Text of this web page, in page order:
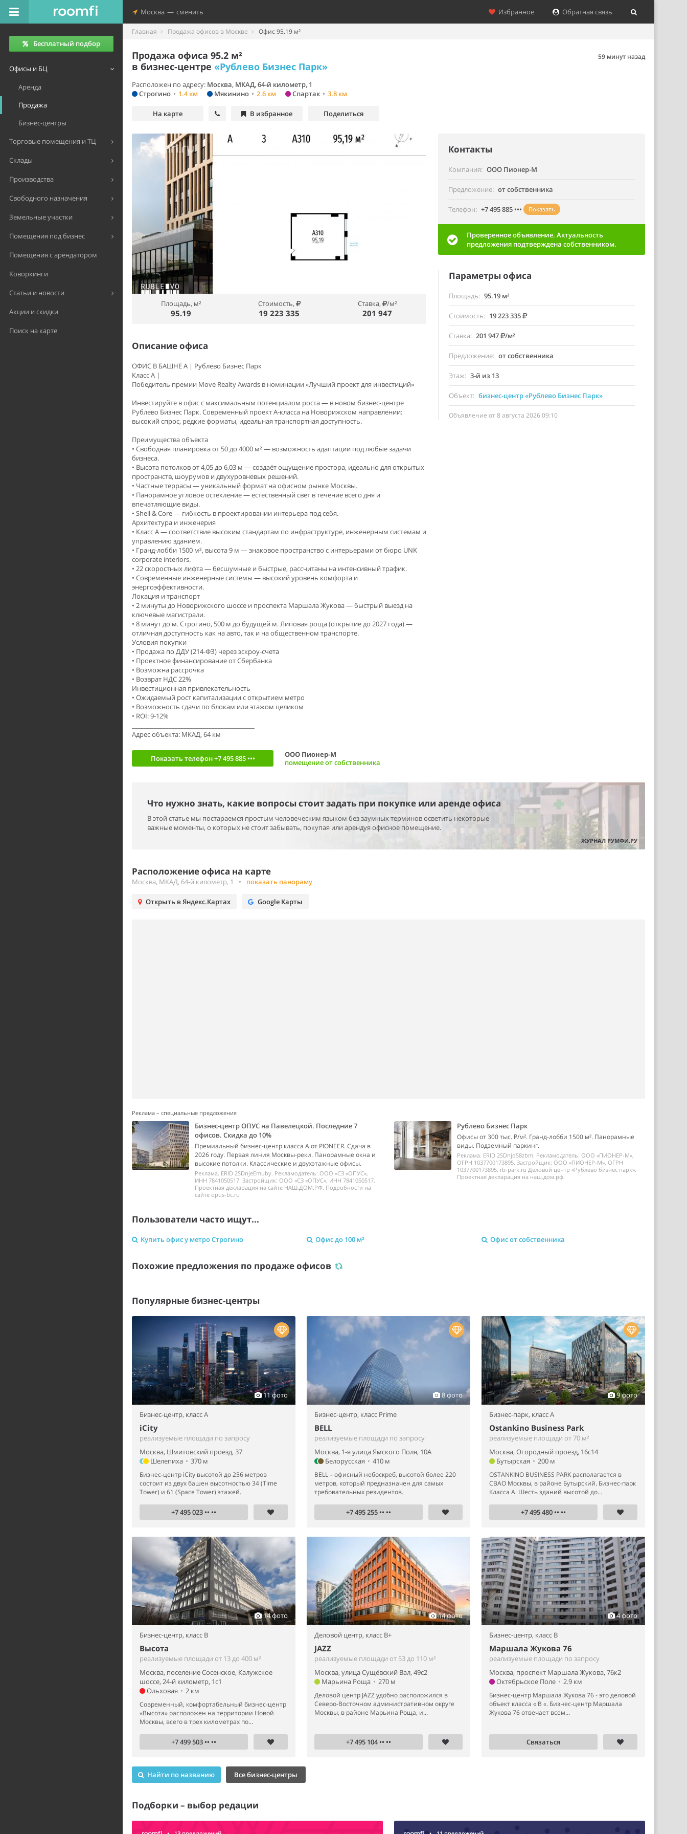
Москва — сменить Избранное Обратная связь
Бесплатный подбор
Офисы и БЦ
Аренда
Продажа
Бизнес-центры
Торговые помещения и ТЦ
Склады
Производства
Свободного назначения
Земельные участки
Помещения под бизнес
Помещения с арендатором
Коворкинги
Статьи и новости
Акции и скидки
Поиск на карте
Главная Продажа офисов в Москве Офис 95.19 м²
Продажа офиса 95.2 м²
в бизнес-центре «Рублево Бизнес Парк»
59 минут назад
Расположен по адресу: Москва, МКАД, 64-й километр, 1
Строгино • 1.4 км Мякинино • 2.6 км Спартак • 3.8 км
На карте В избранное Поделиться
Площадь, м²
95.19
Стоимость,
19 223 335
Ставка, /м²
201 947
Описание офиса
ОФИС В БАШНЕ A | Рублево Бизнес Парк
Класс А |
Победитель премии Move Realty Awards в номинации «Лучший проект для инвестиций»
Инвестируйте в офис с максимальным потенциалом роста — в новом бизнес-центре
Рублево Бизнес Парк. Современный проект А-класса на Новорижском направлении:
высокий спрос, редкие форматы, идеальная транспортная доступность.
Преимущества объекта
• Свободная планировка от 50 до 4000 м² — возможность адаптации под любые задачи
бизнеса.
• Высота потолков от 4,05 до 6,03 м — создаёт ощущение простора, идеально для открытых
пространств, шоурумов и двухуровневых решений.
• Частные террасы — уникальный формат на офисном рынке Москвы.
• Панорамное угловое остекление — естественный свет в течение всего дня и
впечатляющие виды.
• Shell & Core — гибкость в проектировании интерьера под себя.
Архитектура и инженерия
• Класс А — соответствие высоким стандартам по инфраструктуре, инженерным системам и
управлению зданием.
• Гранд-лобби 1500 м², высота 9 м — знаковое пространство с интерьерами от бюро UNK
corporate interiors.
• 22 скоростных лифта — бесшумные и быстрые, рассчитаны на интенсивный трафик.
• Современные инженерные системы — высокий уровень комфорта и
энергоэффективности.
Локация и транспорт
• 2 минуты до Новорижского шоссе и проспекта Маршала Жукова — быстрый выезд на
ключевые магистрали.
• 8 минут до м. Строгино, 500 м до будущей м. Липовая роща (открытие до 2027 года) —
отличная доступность как на авто, так и на общественном транспорте.
Условия покупки
• Продажа по ДДУ (214-ФЗ) через эскроу-счета
• Проектное финансирование от Сбербанка
• Возможна рассрочка
• Возврат НДС 22%
Инвестиционная привлекательность
• Ожидаемый рост капитализации с открытием метро
• Возможность сдачи по блокам или этажом целиком
• ROI: 9-12%
Адрес объекта: МКАД, 64 км
Показать телефон+7 495 885 •••
ООО Пионер-М
помещение от собственника
Контакты
Компания ООО Пионер-М
Предложение от собственника
Телефон +7 495 885 ••• Показать
Проверенное объявление. Актуальность
предложения подтверждена собственником.
Параметры офиса
Площадь 95.19 м²
Стоимость 19 223 335
Ставка 201 947 /м²
Предложение от собственника
Этаж 3-й из 13
Объект бизнес-центр «Рублево Бизнес Парк»
Объявление от 8 августа 2026 09:10
Что нужно знать, какие вопросы стоит задать при покупке или аренде офиса
В этой статье мы постараемся простым человеческим языком без заумных терминов осветить некоторые
важные моменты, о которых не стоит забывать, покупая или арендуя офисное помещение.
ЖУРНАЛ РУМФИ.РУ
Расположение офиса на карте
Москва, МКАД, 64-й километр, 1 • показать панораму
Открыть в Яндекс.Картах Google Карты
Реклама – специальные предложения
Бизнес-центр ОПУС на Павелецкой. Последние 7
офисов. Скидка до 10%
Премиальный бизнес-центр класса А от PIONEER. Сдача в
2026 году. Первая линия Москвы-реки. Панорамные окна и
высокие потолки. Классические и двухэтажные офисы.
Реклама. ERID 2SDnjeEmuby. Рекламодатель: ООО «СЗ «ОПУС»,
ИНН 7841050517. Застройщик: ООО «СЗ «ОПУС», ИНН 7841050517.
Проектная декларация на сайте НАШ.ДОМ.РФ. Подробности на
сайте opus-bc.ru
Рублево Бизнес Парк
Офисы от 300 тыс. ₽/м². Гранд-лобби 1500 м². Панорамные
виды. Подземный паркинг.
Реклама. ERID 2SDnjdS8zbm. Рекламодатель: ООО «ПИОНЕР-М»,
ОГРН 1037700173895. Застройщик: ООО «ПИОНЕР-М», ОГРН
1037700173895. rb-park.ru Деловой центр «Рублево бизнес парк».
Проектная декларация на наш.дом.рф.
Пользователи часто ищут...
Купить офис у метро Строгино Офис до 100 м² Офис от собственника
Похожие предложения по продаже офисов
Популярные бизнес-центры
11 фото
Бизнес-центр, класс A
iCity
реализуемые площади по запросу
Москва, Шмитовский проезд, 37
Шелепиха • 370 м
Бизнес-центр iCity высотой до 256 метров
состоит из двух башен высотностью 34 (Time
Tower) и 61 (Space Tower) этажей.
+7 495 023 •• ••
8 фото
Бизнес-центр, класс Prime
BELL
реализуемые площади по запросу
Москва, 1-я улица Ямского Поля, 10А
Белорусская • 410 м
BELL – офисный небоскреб, высотой более 220
метров, который предназначен для самых
требовательных резидентов.
+7 495 255 •• ••
9 фото
Бизнес-парк, класс A
Ostankino Business Park
реализуемые площади от 70 м²
Москва, Огородный проезд, 16с14
Бутырская • 200 м
OSTANKINO BUSINESS PARK располагается в
СВАО Москвы, в районе Бутырский. Бизнес-парк
Класса А. Шесть зданий высотой до...
+7 495 480 •• ••
14 фото
Бизнес-центр, класс B
Высота
реализуемые площади от 13 до 400 м²
Москва, поселение Сосенское, Калужское
шоссе, 24-й километр, 1с1
Ольховая • 2 км
Современный, комфортабельный бизнес-центр
«Высота» расположен на территории Новой
Москвы, всего в трех километрах по...
+7 499 503 •• ••
14 фото
Деловой центр, класс B+
JAZZ
реализуемые площади от 53 до 110 м²
Москва, улица Сущёвский Вал, 49с2
Марьина Роща • 270 м
Деловой центр JAZZ удобно расположился в
Северо-Восточном административном округе
Москвы, в районе Марьина Роща, и...
+7 495 104 •• ••
4 фото
Бизнес-центр, класс B
Маршала Жукова 76
реализуемые площади по запросу
Москва, проспект Маршала Жукова, 76к2
Октябрьское Поле • 2.9 км
Бизнес-центр Маршала Жукова 76 - это деловой
объект класса « B «. Бизнес-центр Маршала
Жукова 76 отвечает всем...
Связаться
Найти по названию Все бизнес-центры
Подборки – выбор редации